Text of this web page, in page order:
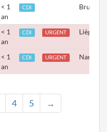
< 1
an
CDI Bruxelles
< 1
an
CDI URGENT Liège
< 1
an
CDI URGENT Namur
4 5 →